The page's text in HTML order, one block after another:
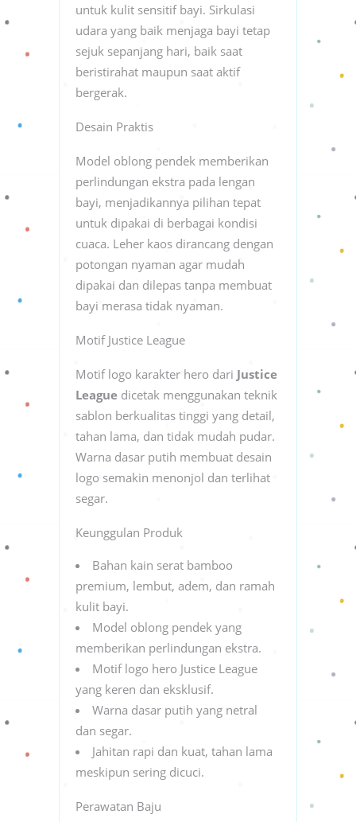
untuk kulit sensitif bayi. Sirkulasi
udara yang baik menjaga bayi tetap
sejuk sepanjang hari, baik saat
beristirahat maupun saat aktif
bergerak.
Desain Praktis
Model oblong pendek memberikan
perlindungan ekstra pada lengan
bayi, menjadikannya pilihan tepat
untuk dipakai di berbagai kondisi
cuaca. Leher kaos dirancang dengan
potongan nyaman agar mudah
dipakai dan dilepas tanpa membuat
bayi merasa tidak nyaman.
Motif Justice League
Motif logo karakter hero dari Justice
League dicetak menggunakan teknik
sablon berkualitas tinggi yang detail,
tahan lama, dan tidak mudah pudar.
Warna dasar putih membuat desain
logo semakin menonjol dan terlihat
segar.
Keunggulan Produk
Bahan kain serat bamboo
premium, lembut, adem, dan ramah
kulit bayi.
Model oblong pendek yang
memberikan perlindungan ekstra.
Motif logo hero Justice League
yang keren dan eksklusif.
Warna dasar putih yang netral
dan segar.
Jahitan rapi dan kuat, tahan lama
meskipun sering dicuci.
Perawatan Baju